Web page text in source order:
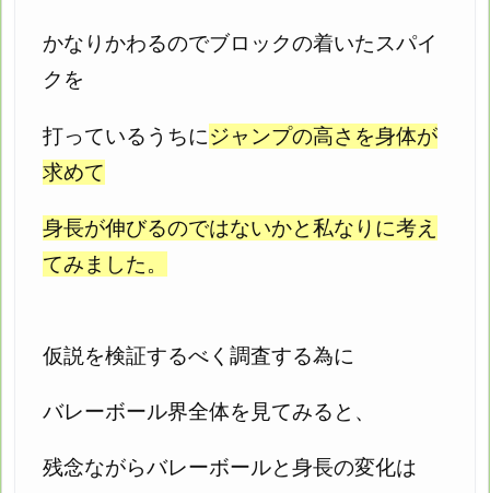
かなりかわるのでブロックの着いたスパイ
クを
打っているうちにジャンプの高さを身体が
求めて
身長が伸びるのではないかと私なりに考え
てみました。
仮説を検証するべく調査する為に
バレーボール界全体を見てみると、
残念ながらバレーボールと身長の変化は